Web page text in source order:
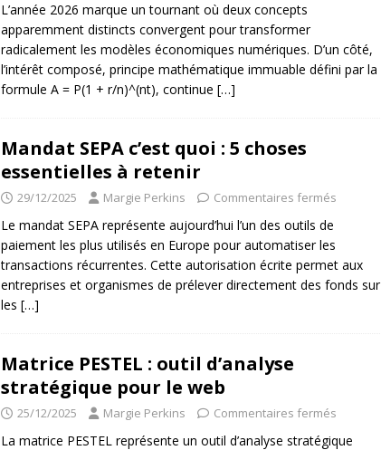
L’année 2026 marque un tournant où deux concepts
apparemment distincts convergent pour transformer
radicalement les modèles économiques numériques. D’un côté,
l’intérêt composé, principe mathématique immuable défini par la
formule A = P(1 + r/n)^(nt), continue […]
Mandat SEPA c’est quoi : 5 choses
essentielles à retenir
29/12/2025 Margie Perkins Commentaires fermés
Le mandat SEPA représente aujourd’hui l’un des outils de
paiement les plus utilisés en Europe pour automatiser les
transactions récurrentes. Cette autorisation écrite permet aux
entreprises et organismes de prélever directement des fonds sur
les […]
Matrice PESTEL : outil d’analyse
stratégique pour le web
25/12/2025 Margie Perkins Commentaires fermés
La matrice PESTEL représente un outil d’analyse stratégique